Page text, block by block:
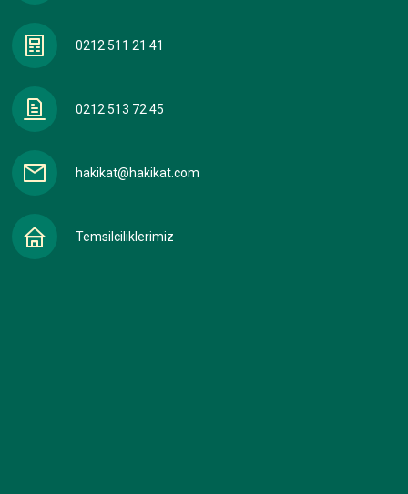
0212 511 21 41
0212 513 72 45
hakikat@hakikat.com
Temsilciliklerimiz